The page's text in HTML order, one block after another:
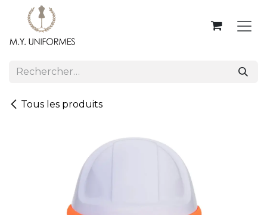
Se rendre au contenu
Tous les produits